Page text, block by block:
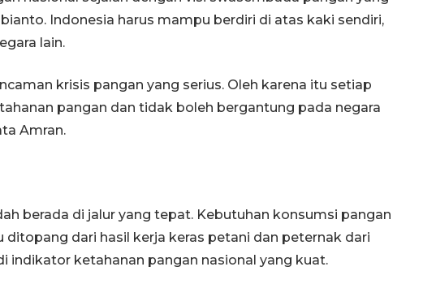
Indonesia harus mampu berdiri di atas kaki sendiri,
lain.
krisis pangan yang serius. Oleh karena itu setiap
pangan dan tidak boleh bergantung pada negara
Amran.
berada di jalur yang tepat. Kebutuhan konsumsi pangan
dari hasil kerja keras petani dan peternak dari
indikator ketahanan pangan nasional yang kuat.
Awas penipuan berbasis AI
2026-08-07 13:45:00